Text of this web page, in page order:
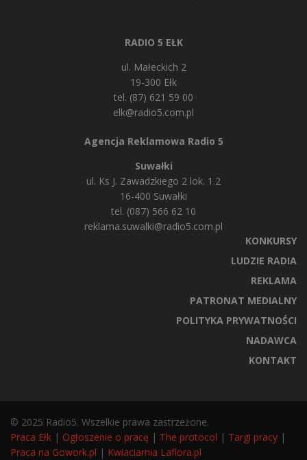
RADIO 5 EŁK
ul. Małeckich 2
19-300 Ełk
tel. (87) 621 59 00
elk@radio5.com.pl
Agencja Reklamowa Radio 5
Suwałki
ul. Ks J. Zawadzkiego 2 lok. 1.2
16-400 Suwałki
tel. (087) 566 62 10
reklama.suwalki@radio5.com.pl
KONKURSY
LUDZIE RADIA
REKLAMA
PATRONAT MEDIALNY
POLITYKA PRYWATNOŚCI
NADAWCA
KONTAKT
© 2025 Radio5. Wszelkie prawa zastrzeżone.
Praca Ełk | Ogłoszenie o pracę | The protocol | Targi pracy |
Praca na Gowork.pl | Kwiaciarnia Laflora.pl